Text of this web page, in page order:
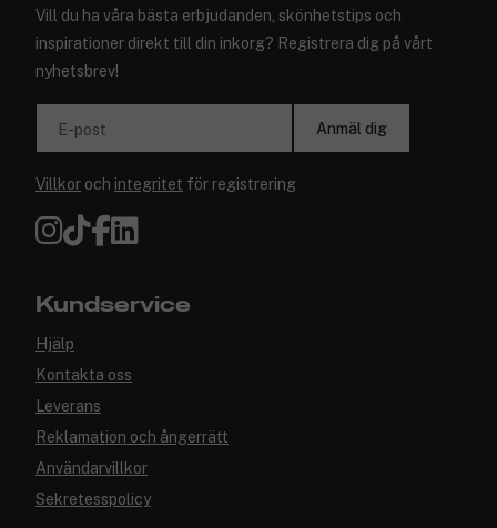
Vill du ha våra bästa erbjudanden, skönhetstips och
inspirationer direkt till din inkorg? Registrera dig på vårt
nyhetsbrev!
E-post Anmäl dig
Villkor och integritet för registrering
Kundservice
Hjälp
Kontakta oss
Leverans
Reklamation och ångerrätt
Användarvillkor
Sekretesspolicy